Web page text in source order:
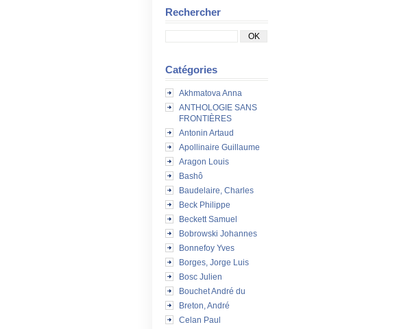
Rechercher
Catégories
Akhmatova Anna
ANTHOLOGIE SANS
FRONTIÈRES
Antonin Artaud
Apollinaire Guillaume
Aragon Louis
Bashô
Baudelaire, Charles
Beck Philippe
Beckett Samuel
Bobrowski Johannes
Bonnefoy Yves
Borges, Jorge Luis
Bosc Julien
Bouchet André du
Breton, André
Celan Paul